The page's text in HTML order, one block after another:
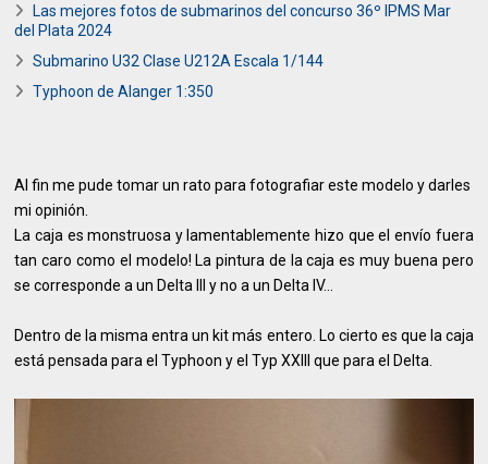
Las mejores fotos de submarinos del concurso 36º IPMS Mar
del Plata 2024
Submarino U32 Clase U212A Escala 1/144
Typhoon de Alanger 1:350
Al fin me pude tomar un rato para fotografiar este modelo y darles
mi opinión.
La caja es monstruosa y lamentablemente hizo que el envío fuera
tan caro como el modelo! La pintura de la caja es muy buena pero
se corresponde a un Delta III y no a un Delta IV...
Dentro de la misma entra un kit más entero. Lo cierto es que la caja
está pensada para el Typhoon y el Typ XXIII que para el Delta.